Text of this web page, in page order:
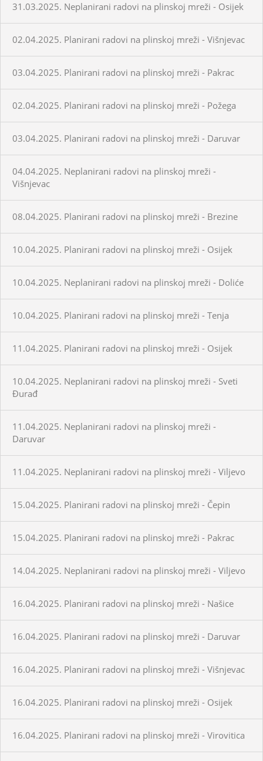
31.03.2025. Neplanirani radovi na plinskoj mreži - Osijek
02.04.2025. Planirani radovi na plinskoj mreži - Višnjevac
03.04.2025. Planirani radovi na plinskoj mreži - Pakrac
02.04.2025. Planirani radovi na plinskoj mreži - Požega
03.04.2025. Planirani radovi na plinskoj mreži - Daruvar
04.04.2025. Neplanirani radovi na plinskoj mreži -
Višnjevac
08.04.2025. Planirani radovi na plinskoj mreži - Brezine
10.04.2025. Planirani radovi na plinskoj mreži - Osijek
10.04.2025. Neplanirani radovi na plinskoj mreži - Doliće
10.04.2025. Planirani radovi na plinskoj mreži - Tenja
11.04.2025. Planirani radovi na plinskoj mreži - Osijek
10.04.2025. Neplanirani radovi na plinskoj mreži - Sveti
Đurađ
11.04.2025. Neplanirani radovi na plinskoj mreži -
Daruvar
11.04.2025. Neplanirani radovi na plinskoj mreži - Viljevo
15.04.2025. Planirani radovi na plinskoj mreži - Čepin
15.04.2025. Planirani radovi na plinskoj mreži - Pakrac
14.04.2025. Neplanirani radovi na plinskoj mreži - Viljevo
16.04.2025. Planirani radovi na plinskoj mreži - Našice
16.04.2025. Planirani radovi na plinskoj mreži - Daruvar
16.04.2025. Planirani radovi na plinskoj mreži - Višnjevac
16.04.2025. Planirani radovi na plinskoj mreži - Osijek
16.04.2025. Planirani radovi na plinskoj mreži - Virovitica